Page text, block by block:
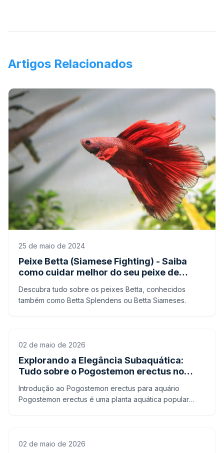
Artigos Relacionados
25 de maio de 2024
Peixe Betta (Siamese Fighting) - Saiba
como cuidar melhor do seu peixe de
Descubra tudo sobre os peixes Betta, conhecidos
também como Betta Splendens ou Betta Siameses.
02 de maio de 2026
Explorando a Elegância Subaquática:
Tudo sobre o Pogostemon erectus no
Introdução ao Pogostemon erectus para aquário
Pogostemon erectus é uma planta aquática popular
02 de maio de 2026